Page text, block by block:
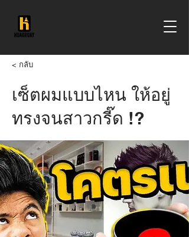
< กลับ
เซ็ตผมแบบไหน ให้อยู่
ทรงจนสาวกรี๊ด !?